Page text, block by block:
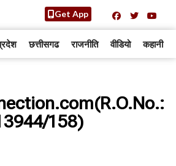
Get App
छत्तीसगढ राजनीति वीडियो कहानी
158)